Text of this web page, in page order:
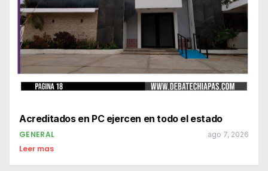
Acreditados en PC ejercen en todo el estado
GENERAL ago 7, 2026
Leer mas